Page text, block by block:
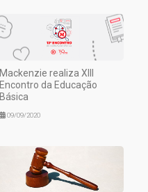
Mackenzie realiza XIII
Encontro da Educação
Básica
09/09/2020